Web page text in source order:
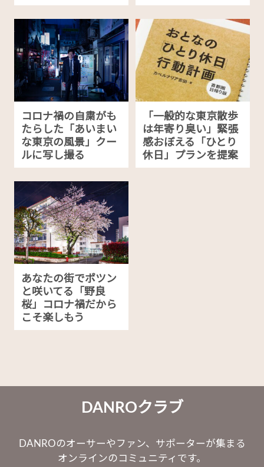
コロナ禍の自粛がも
たらした「あいまい
な東京の風景」クー
ルに写し撮る
「一般的な東京散歩
は年寄り臭い」緊張
感おぼえる「ひとり
休日」プランを提案
あなたの街でポツン
と咲いてる「野良
桜」コロナ禍だから
こそ楽しもう
DANROクラブ
DANROのオーサーやファン、サポーターが集まる
オンラインのコミュニティです。